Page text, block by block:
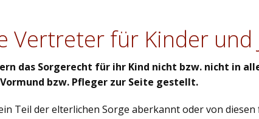
Vertreter für Kinder und
das Sorgerecht für ihr Kind nicht bzw. nicht in
bzw. Pfleger zur Seite gestellt.
Teil der elterlichen Sorge aberkannt oder von